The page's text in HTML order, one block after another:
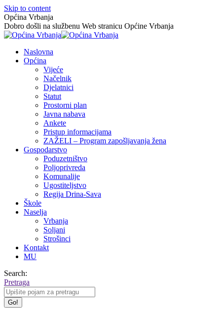
Skip to content
Općina Vrbanja
Dobro došli na službenu Web stranicu Općine Vrbanja
Naslovna
Općina
Vijeće
Načelnik
Djelatnici
Statut
Prostorni plan
Javna nabava
Ankete
Pristup informacijama
ZAŽELI – Program zapošljavanja žena
Gospodarstvo
Poduzetništvo
Poljoprivreda
Komunalije
Ugostiteljstvo
Regija Drina-Sava
Škole
Naselja
Vrbanja
Soljani
Strošinci
Kontakt
MU
Search:
Pretraga